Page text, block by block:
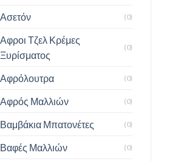
Ασετόν (0)
Αφροι Τζελ Κρέμες
Ξυρίσματος
(0)
Αφρόλουτρα (0)
Αφρός Μαλλιών (0)
Βαμβάκια Μπατονέτες (0)
Βαφές Μαλλιών (0)